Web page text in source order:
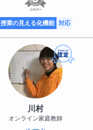
授業の見える化機能 対応
川村
オンライン家庭教師